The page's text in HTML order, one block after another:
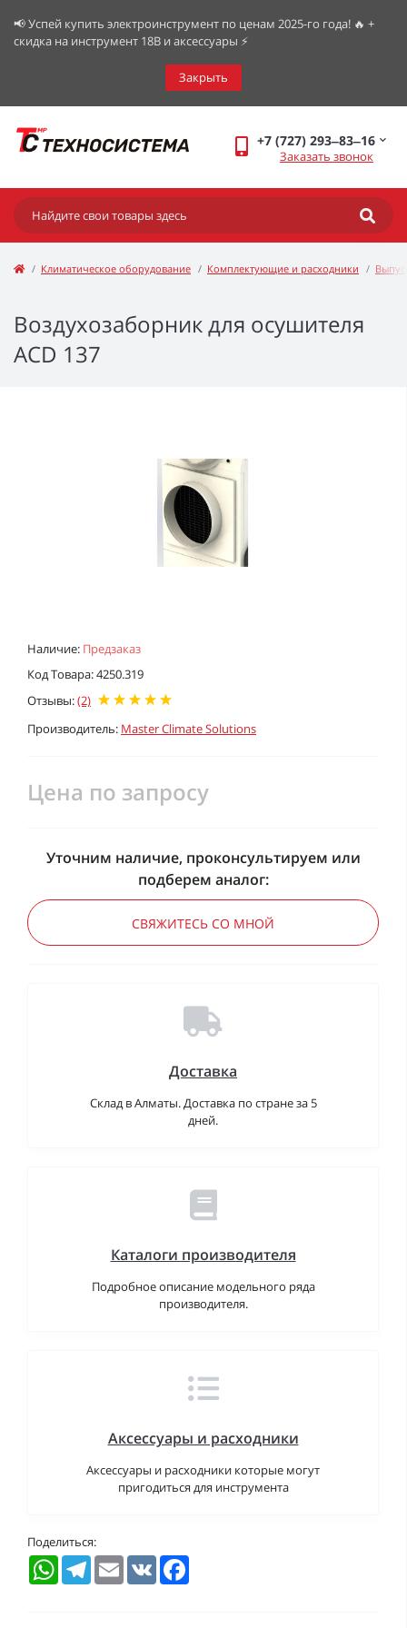
📢 Успей купить электроинструмент по ценам 2025-го года! 🔥 +
скидка на инструмент 18В и аксессуары ⚡️
Закрыть
+7 (727) 293‒83‒16
Заказать звонок
Климатическое оборудование Комплектующие и расходники
Воздухозаборник для осушителя
ACD 137
Наличие: Предзаказ
Код Товара: 4250.319
Отзывы:(2)
Производитель: Master Climate Solutions
Цена по запросу
Уточним наличие, проконсультируем или
подберем аналог:
СВЯЖИТЕСЬ СО МНОЙ
Доставка
Склад в Алматы. Доставка по стране за 5
дней.
Каталоги производителя
Подробное описание модельного ряда
производителя.
Аксессуары и расходники
Аксессуары и расходники которые могут
пригодиться для инструмента
Поделиться:
WhatsAppTelegramEmail VK